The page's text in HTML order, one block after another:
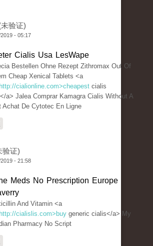
验证)
- 05:17
Cialis Usa LesWape
Bestellen Ohne Rezept Zithromax Out Of
Cheap Xenical Tablets <a
http://cialionline.com>cheapest cialis
a> Jalea Comprar Kamagra Cialis Without A
Achat De Cytotec En Ligne
验证)
- 21:58
Meds No Prescription Europe
And Vitamin <a
http://cialislis.com>buy generic cialis</a> My
Pharmacy No Script